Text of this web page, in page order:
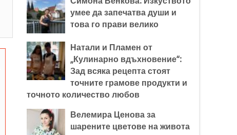
умее да запечатва души и
това го прави велико
Натали и Пламен от
„Кулинарно вдъхновение“:
Зад всяка рецепта стоят
точните грамове продукти и
точното количество любов
Велемира Ценова за
шарените цветове на живота